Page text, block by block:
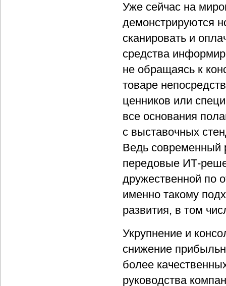
Уже сейчас на
демонстрируются
сканировать и
средства
не обращаясь к
товаре
ценников или
все основания
с выставочных
Ведь современный
передовые ИТ-
дружественной по
именно такому
развития, в том
Укрупнение и
снижение
более
руководства